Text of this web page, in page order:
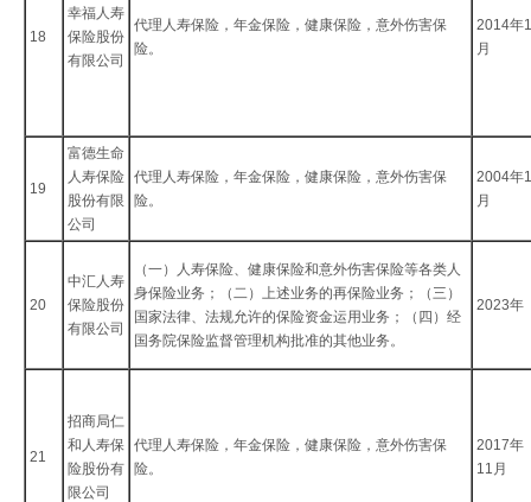
18
幸福人寿
保险股份
有限公司
代理人寿保险，年金保险，健康保险，意外伤害保
险。
2014年
月
19
富德生命
人寿保险
股份有限
公司
代理人寿保险，年金保险，健康保险，意外伤害保
险。
2004年
月
20
中汇人寿
保险股份
有限公司
（一）人寿保险、健康保险和意外伤害保险等各类人
身保险业务；（二）上述业务的再保险业务；（三）
国家法律、法规允许的保险资金运用业务；（四）经
国务院保险监督管理机构批准的其他业务。
2023年
21
招商局仁
和人寿保
险股份有
限公司
代理人寿保险，年金保险，健康保险，意外伤害保
险。
2017年
11月